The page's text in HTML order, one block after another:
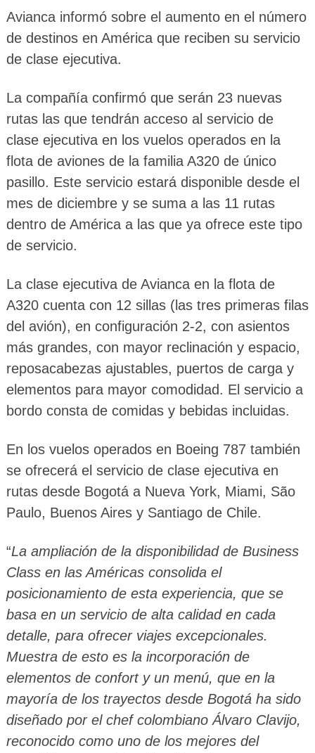
Avianca informó sobre el aumento en el número
de destinos en América que reciben su servicio
de clase ejecutiva.
La compañía confirmó que serán 23 nuevas
rutas las que tendrán acceso al servicio de
clase ejecutiva en los vuelos operados en la
flota de aviones de la familia A320 de único
pasillo. Este servicio estará disponible desde el
mes de diciembre y se suma a las 11 rutas
dentro de América a las que ya ofrece este tipo
de servicio.
La clase ejecutiva de Avianca en la flota de
A320 cuenta con 12 sillas (las tres primeras filas
del avión), en configuración 2-2, con asientos
más grandes, con mayor reclinación y espacio,
reposacabezas ajustables, puertos de carga y
elementos para mayor comodidad. El servicio a
bordo consta de comidas y bebidas incluidas.
En los vuelos operados en Boeing 787 también
se ofrecerá el servicio de clase ejecutiva en
rutas desde Bogotá a Nueva York, Miami, São
Paulo, Buenos Aires y Santiago de Chile.
“La ampliación de la disponibilidad de Business
Class en las Américas consolida el
posicionamiento de esta experiencia, que se
basa en un servicio de alta calidad en cada
detalle, para ofrecer viajes excepcionales.
Muestra de esto es la incorporación de
elementos de confort y un menú, que en la
mayoría de los trayectos desde Bogotá ha sido
diseñado por el chef colombiano Álvaro Clavijo,
reconocido como uno de los mejores del